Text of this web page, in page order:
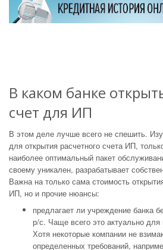
В каком банке
счет для ИП
В этом деле лучше всего не спешить.
для открытия расчетного счета ИП,
наиболее оптимальный пакет
своему уникален, разрабатывает
Важна на только сама стоимость
ИП, но и прочие нюансы:
предлагает ли учреждение банка
р/с. Чаще всего это актуально
Хотя некоторые компании не
определенных требований,